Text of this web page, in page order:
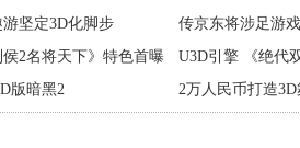
游坚定3D化脚步
传京东将涉足游
2名将天下》特色首曝
U3D引擎 《绝代
版暗黑2
2万人民币打造